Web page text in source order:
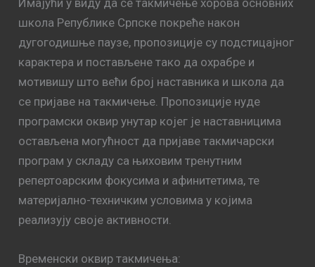
Имајући у виду да се такмичење хорова основних
школа Републике Српске покреће након
дугогодишње паузе, пропозиције су подстицајног
карактера и постављене тако да охрабре и
мотивишу што већи број наставника и школа да
се пријаве на такмичење. Пропозиције нуде
програмски оквир унутар којег је наставницима
остављена могућност да пријаве такмичарски
програм у складу са њиховим тренутним
репертоарским фокусима и афинитетима, те
материјално-техничким условима у којима
реализују своје активности.
Временски оквир такмичења: